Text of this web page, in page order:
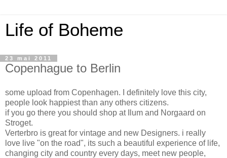
Life of Boheme
23 mai 2011
Copenhague to Berlin
some upload from Copenhagen. I definitely love this city,
people look happiest than any others citizens.
if you go there you should shop at Ilum and Norgaard on
Stroget.
Verterbro is great for vintage and new Designers. i really
love live "on the road", its such a beautiful experience of life,
changing city and country every days, meet new people,